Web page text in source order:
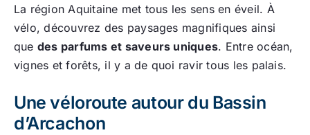
La région Aquitaine met tous les sens en éveil. À
vélo, découvrez des paysages magnifiques ainsi
que des parfums et saveurs uniques. Entre océan,
vignes et forêts, il y a de quoi ravir tous les palais.
Une véloroute autour du Bassin
d’Arcachon